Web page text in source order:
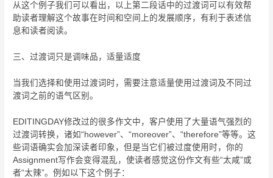
从这个例子我们可以看出，以上第二段话中的过渡词可以有效帮
助读者理解这个故事在时间和空间上的发展顺序，有利于表述信
息和读者阅读。
三、过渡词只是调味品，适量适度
当我们选择和使用过渡词时，需要注意适量使用过渡词及不同过
渡词之前的语气区别。
EDITINGDAY修改过的很多作文中，客户使用了大量语气强烈的
过渡词转换，诸如“however”、“moreover”、“therefore”等等。这
些词语确实会加深读者印象，但是当它们被过度使用时，你的
Assignment写作会变得混乱，使读者感觉这份作文有些“太咸”或
者“太辣”。例如以下这个例子：